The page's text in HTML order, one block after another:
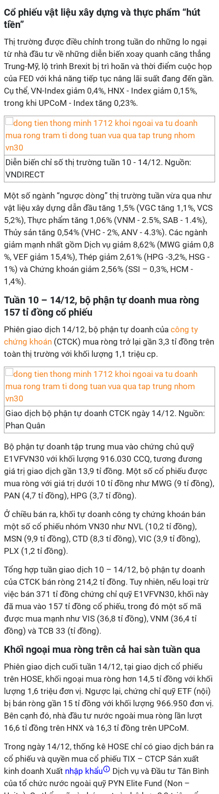
Cổ phiếu vật liệu xây dựng và thực phẩm “hút
tiền”
Thị trường được điều chỉnh trong tuần do những lo ngại
từ nhà đầu tư về những diễn biến xoay quanh căng thẳng
Trung-Mỹ, lộ trình Brexit bị trì hoãn và thời điểm cuộc họp
của FED với khả năng tiếp tục nâng lãi suất đang đến gần.
Cụ thể, VN-Index giảm 0,4%, HNX - Index giảm 0,15%,
trong khi UPCoM - Index tăng 0,23%.
Diễn biến chỉ số thị trường tuần 10 - 14/12. Nguồn:
VNDIRECT
Một số ngành “ngược dòng” thị trường tuần vừa qua như
vật liệu xây dựng dẫn đầu tăng 1,5% (VGC tăng 1,1%, VCS
5,2%), Thực phẩm tăng 1,06% (VNM - 2.5%, SAB - 1.4%),
Thủy sản tăng 0,54% (VHC - 2%, ANV - 4.3%). Các ngành
giảm mạnh nhất gồm Dịch vụ giảm 8,62% (MWG giảm 0,8
%, VEF giảm 15,4%), Thép giảm 2,61% (HPG -3,2%, HSG -
1%) và Chứng khoán giảm 2,56% (SSI – 0,3%, HCM -
1,4%).
Tuần 10 – 14/12, bộ phận tự doanh mua ròng
157 tỉ đồng cổ phiếu
Phiên giao dịch 14/12, bộ phận tự doanh của công ty
chứng khoán (CTCK) mua ròng trở lại gần 3,3 tỉ đồng trên
toàn thị trường với khối lượng 1,1 triệu cp.
Giao dịch bộ phận tự doanh CTCK ngày 14/12. Nguồn:
Phan Quân
Bộ phận tự doanh tập trung mua vào chứng chủ quỹ
E1VFVN30 với khối lượng 916.030 CCQ, tương đương
giá trị giao dịch gần 13,9 tỉ đồng. Một số cổ phiếu được
mua ròng với giá trị dưới 10 tỉ đồng như MWG (9 tỉ đồng),
PAN (4,7 tỉ đồng), HPG (3,7 tỉ đồng).
Ở chiều bán ra, khối tự doanh công ty chứng khoán bán
một số cổ phiếu nhóm VN30 như NVL (10,2 tỉ đồng),
MSN (9,9 tỉ đồng), CTD (8,3 tỉ đồng), VIC (3,9 tỉ đồng),
PLX (1,2 tỉ đồng).
Tổng hợp tuần giao dịch 10 – 14/12, bộ phận tự doanh
của CTCK bán ròng 214,2 tỉ đồng. Tuy nhiên, nếu loại trừ
việc bán 371 tỉ đồng chứng chỉ quỹ E1VFVN30, khối này
đã mua vào 157 tỉ đồng cổ phiếu, trong đó một số mã
được mua mạnh như VIS (36,8 tỉ đồng), VNM (36,4 tỉ
đồng) và TCB 33 (tỉ đồng).
Khối ngoại mua ròng trên cả hai sàn tuần qua
Phiên giao dịch cuối tuần 14/12, tại giao dịch cổ phiếu
trên HOSE, khối ngoại mua ròng hơn 14,5 tỉ đồng với khối
lượng 1,6 triệu đơn vị. Ngược lại, chứng chỉ quỹ ETF (nội)
bị bán ròng gần 15 tỉ đồng với khối lượng 966.950 đơn vị.
Bên cạnh đó, nhà đầu tư nước ngoài mua ròng lần lượt
16,6 tỉ đồng trên HNX và 16,3 tỉ đồng trên UPCoM.
Trong ngày 14/12, thống kê HOSE chỉ có giao dịch bán ra
cổ phiếu và quyền mua cổ phiếu TIX – CTCP Sản xuất
kinh doanh Xuất nhập khẩu
Dịch vụ và Đầu tư Tân Bình
của tổ chức nước ngoài quỹ PYN Elite Fund (Non –